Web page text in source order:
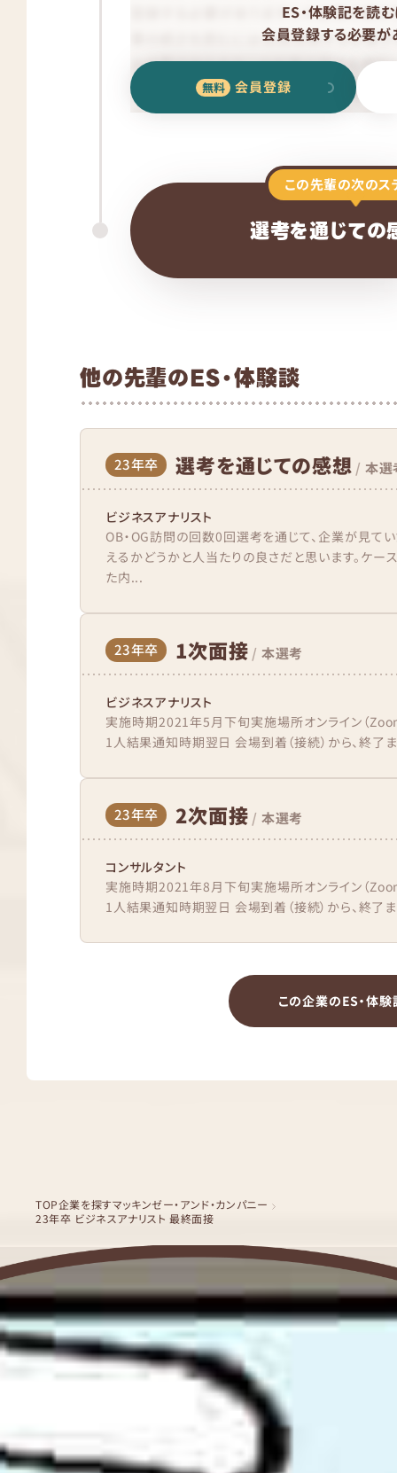
ES・体験記を読む
会員登録する必要が
会員登録
この先輩の次のス
選考を通じての
他の先輩のES・体験談
23年卒 選考を通じての感想 / 本選
ビジネスアナリスト
OB・OG訪問の回数0回選考を通じて、企業が見て
えるかどうかと人当たりの良さだと思います。ケ
た内...
23年卒 1次面接 / 本選考
ビジネスアナリスト
実施時期2021年5月下旬実施場所オンライン（
1人結果通知時期翌日 会場到着（接続）から、終
23年卒 2次面接 / 本選考
コンサルタント
実施時期2021年8月下旬実施場所オンライン（
1人結果通知時期翌日 会場到着（接続）から、終
この企業のES・体験
TOP企業を探すマッキンゼー・アンド・カンパニー
23年卒 ビジネスアナリスト 最終面接